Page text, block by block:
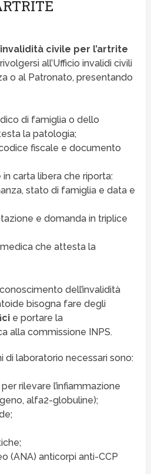
civile per l’artrite
all’Ufficio invalidi civili
o al Patronato, presentando
di famiglia o dello
la patologia;
fiscale e documento
carta libera che riporta:
stato di famiglia e data e
e domanda in triplice
che attesta la
dell’invalidità
bisogna fare degli
e portare la
alla commissione INPS.
di laboratorio necessari sono:
rilevare l’infiammazione
alfa2-globuline);
(ANA) anticorpi anti-CCP